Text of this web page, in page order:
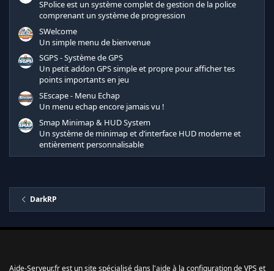
SPolice est un système complet de gestion de la police
comprenant un système de progression
SWelcome
Un simple menu de bienvenue
SGPS - Système de GPS
Un petit addon GPS simple et propre pour afficher tes
points importants en jeu
SEscape - Menu Echap
Un menu echap encore jamais vu !
Smap Minimap & HUD System
Un système de minimap et d’interface HUD moderne et
entièrement personnalisable
DarkRP
Aide-Serveur.fr est un site spécialisé dans l'aide à la configuration de VPS et